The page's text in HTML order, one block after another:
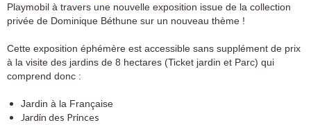
Playmobil à travers une nouvelle exposition issue de la collection
privée de Dominique Béthune sur un nouveau thème !
Cette exposition éphémère est accessible sans supplément de prix
à la visite des jardins de 8 hectares (Ticket jardin et Parc) qui
comprend donc :
Jardin à la Française
Jardin des Princes